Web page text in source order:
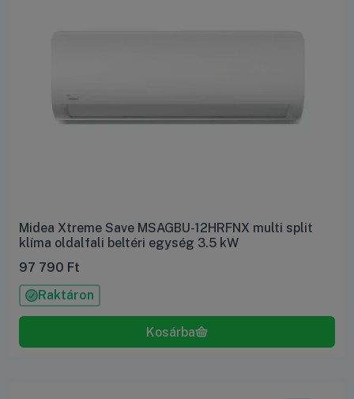
Midea Xtreme Save MSAGBU-12HRFNX multi split
klíma oldalfali beltéri egység 3.5 kW
97 790 Ft
Raktáron